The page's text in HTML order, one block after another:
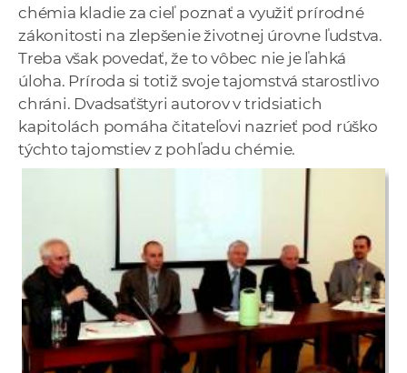
chémia kladie za cieľ poznať a využiť prírodné
zákonitosti na zlepšenie životnej úrovne ľudstva.
Treba však povedať, že to vôbec nie je ľahká
úloha. Príroda si totiž svoje tajomstvá starostlivo
chráni. Dvadsaťštyri autorov v tridsiatich
kapitolách pomáha čitateľovi nazrieť pod rúško
týchto tajomstiev z pohľadu chémie.